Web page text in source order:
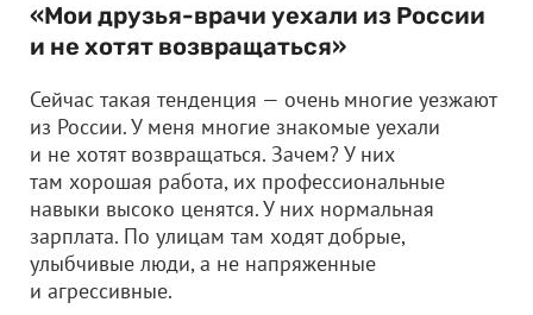
«Мои друзья-врачи уехали из России
и не хотят возвращаться»
Сейчас такая тенденция — очень многие уезжают
из России. У меня многие знакомые уехали
и не хотят возвращаться. Зачем? У них
там хорошая работа, их профессиональные
навыки высоко ценятся. У них нормальная
зарплата. По улицам там ходят добрые,
улыбчивые люди, а не напряженные
и агрессивные.